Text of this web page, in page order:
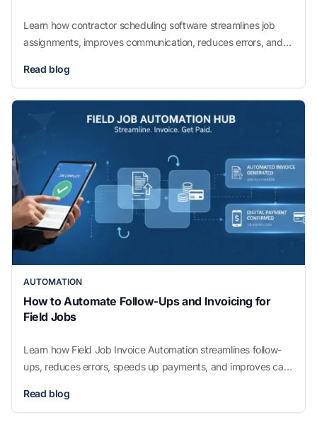
Learn how contractor scheduling software streamlines job
assignments, improves communication, reduces errors, and
benefits, and tips to choose the best scheduling tool.
Read blog
AUTOMATION
How to Automate Follow-Ups and Invoicing for
Field Jobs
Learn how Field Job Invoice Automation streamlines follow-
ups, reduces errors, speeds up payments, and improves cash
Read blog